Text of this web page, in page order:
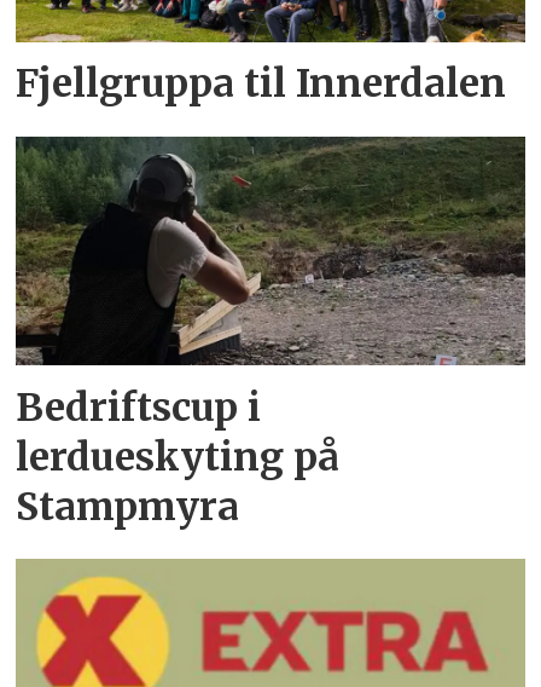
Fjellgruppa til Innerdalen
Bedriftscup i
lerdueskyting på
Stampmyra